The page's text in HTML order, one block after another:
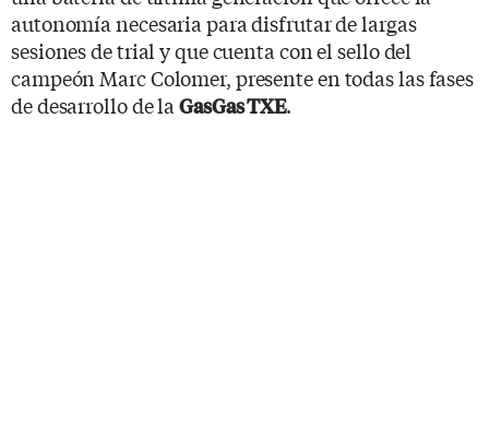
autonomía necesaria para disfrutar de largas
sesiones de trial y que cuenta con el sello del
campeón Marc Colomer, presente en todas las fases
de desarrollo de la GasGas TXE.